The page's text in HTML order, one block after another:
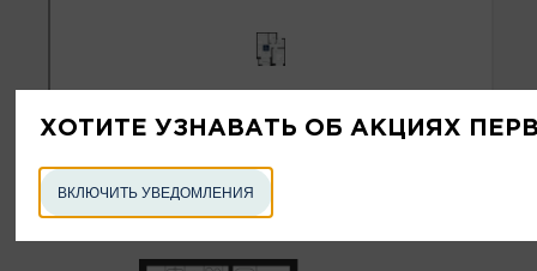
ХОТИТЕ УЗНАВАТЬ ОБ АКЦИЯХ
ВКЛЮЧИТЬ УВЕДОМЛЕНИЯ